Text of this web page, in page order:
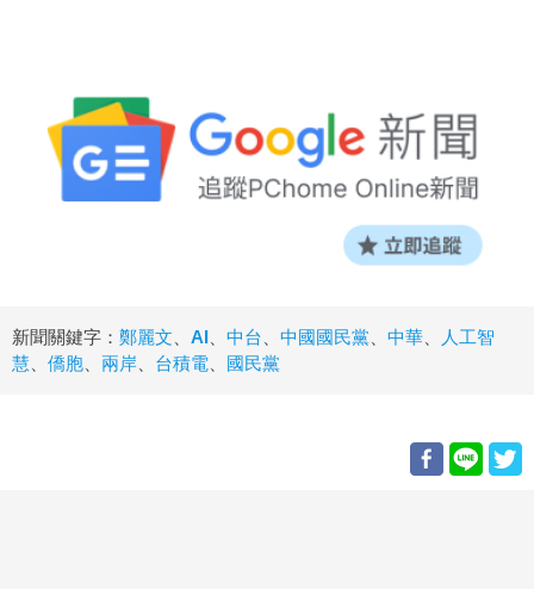
新聞關鍵字： 鄭麗文、 AI 、 中台、 中國國民黨、 中華、
人工智
慧、 僑胞、 兩岸、 台積電、 國民黨